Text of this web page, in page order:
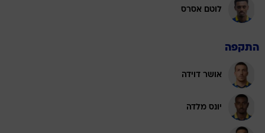
לוטם אסרס
התקפה
אושר דוידה
יונס מלדה